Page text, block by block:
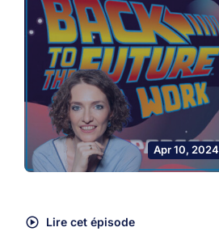
Apr 10, 2024
Lire cet épisode